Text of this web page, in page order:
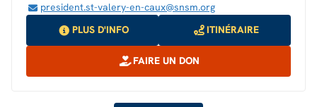
president.st-valery-en-caux@snsm.org
PLUS D'INFO
ITINÉRAIRE
FAIRE UN DON